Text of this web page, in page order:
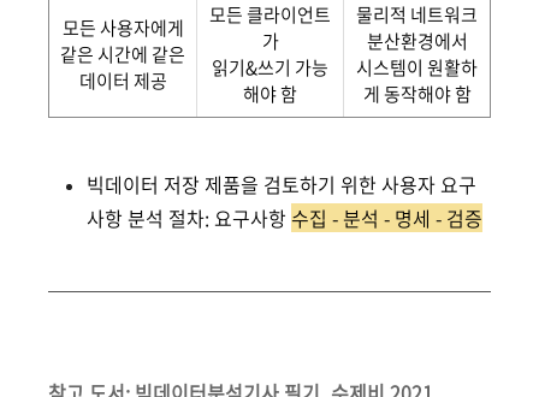
모든 사용자에게
같은 시간에 같은
데이터 제공
모든 클라이언트
가
읽기&쓰기 가능
해야 함
물리적 네트워크
분산환경에서
시스템이 원활하
게 동작해야 함
빅데이터 저장 제품을 검토하기 위한 사용자 요구
사항 분석 절차: 요구사항 수집 - 분석 - 명세 - 검증